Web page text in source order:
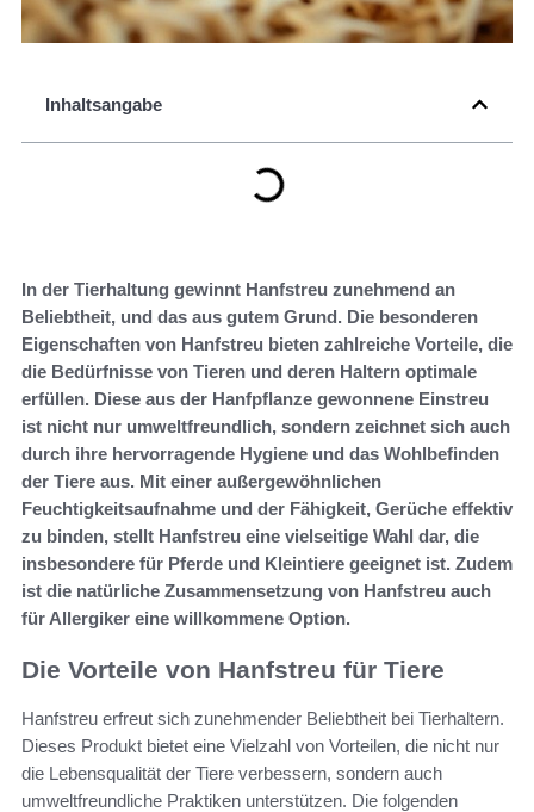
Inhaltsangabe
In der Tierhaltung gewinnt Hanfstreu zunehmend an
Beliebtheit, und das aus gutem Grund. Die besonderen
Eigenschaften von Hanfstreu bieten zahlreiche Vorteile, die
die Bedürfnisse von Tieren und deren Haltern optimale
erfüllen. Diese aus der Hanfpflanze gewonnene Einstreu
ist nicht nur umweltfreundlich, sondern zeichnet sich auch
durch ihre hervorragende Hygiene und das Wohlbefinden
der Tiere aus. Mit einer außergewöhnlichen
Feuchtigkeitsaufnahme und der Fähigkeit, Gerüche effektiv
zu binden, stellt Hanfstreu eine vielseitige Wahl dar, die
insbesondere für Pferde und Kleintiere geeignet ist. Zudem
ist die natürliche Zusammensetzung von Hanfstreu auch
für Allergiker eine willkommene Option.
Die Vorteile von Hanfstreu für Tiere
Hanfstreu erfreut sich zunehmender Beliebtheit bei Tierhaltern.
Dieses Produkt bietet eine Vielzahl von Vorteilen, die nicht nur
die Lebensqualität der Tiere verbessern, sondern auch
umweltfreundliche Praktiken unterstützen. Die folgenden